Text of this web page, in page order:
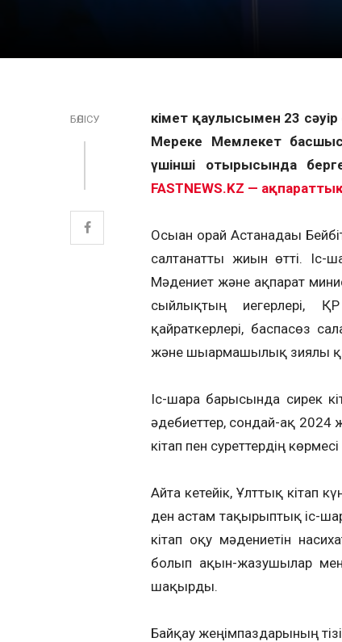
БӨЛІСУ
Үкімет қаулысымен 23
Мереке Мемлекет
үшінші отырысында
FASTNEWS.KZ —
Осыған орай Астанадағы
салтанатты жиын өтті. Іс-
Мәдениет және ақпарат
сыйлықтың иегерлері,
қайраткерлері, баспасөз
және шығармашылық зиялы
Іс-шара барысында сирек
әдебиеттер, сондай-ақ
кітап пен суреттердің
Айта кетейік, Ұлттық кітап
ден астам тақырыптық іс-
кітап оқу мәдениетін
болып ақын-жазушылар мен
шақырды.
Байқау жеңімпаздарының